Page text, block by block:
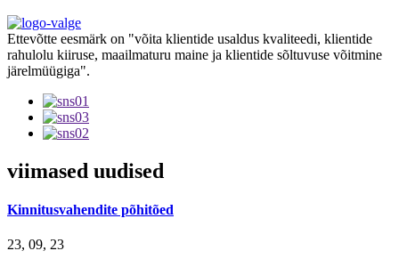
Ettevõtte eesmärk on "võita klientide usaldus kvaliteedi, klientide
rahulolu kiiruse, maailmaturu maine ja klientide sõltuvuse võitmine
järelmüügiga".
viimased uudised
Kinnitusvahendite põhitõed
23, 09, 23